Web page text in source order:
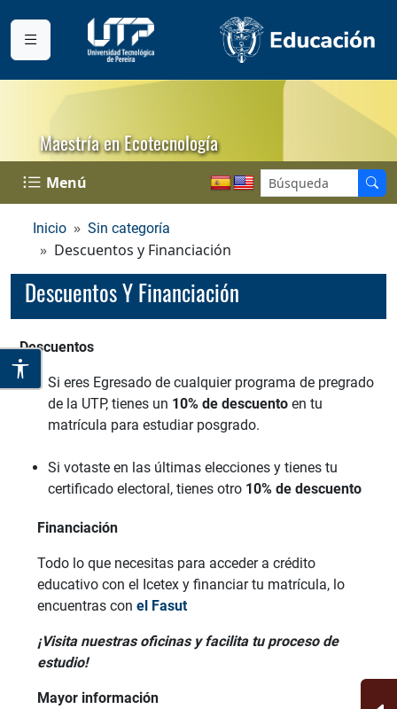
Maestría en Ecotecnología
Menú
Inicio Sin categoría
Descuentos y Financiación
Descuentos Y Financiación
Descuentos
Si eres Egresado de cualquier programa de pregrado
de la UTP, tienes un 10% de descuento en tu
matrícula para estudiar posgrado.
Si votaste en las últimas elecciones y tienes tu
certificado electoral, tienes otro 10% de descuento
Financiación
Todo lo que necesitas para acceder a crédito
educativo con el Icetex y financiar tu matrícula, lo
encuentras conel Fasut
¡Visita nuestras oficinas y facilita tu proceso de
estudio!
Mayor información